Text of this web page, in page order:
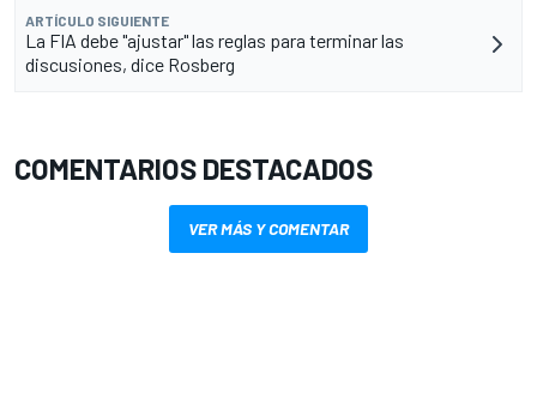
ARTÍCULO SIGUIENTE
La FIA debe "ajustar" las reglas para terminar las
discusiones, dice Rosberg
COMENTARIOS DESTACADOS
VER MÁS Y COMENTAR